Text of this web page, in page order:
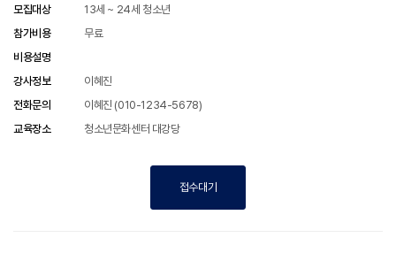
모집대상
13세 ~ 24세 청소년
참가비용
무료
비용설명
강사정보
이혜진
전화문의
이혜진 (010-1234-5678)
교육장소
청소년문화센터 대강당
접수대기